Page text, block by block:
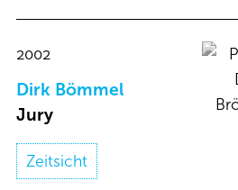
2002
Dirk Bömmel
Jury
Zeitsicht